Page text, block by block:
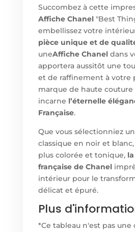
Succombez à cette
Affiche Chanel "Best
embellissez votre
pièce unique et de
uneAffiche Chanel dans
apportera aussitôt une
et de raffinement à votre
marque de haute couture
incarne l’éternelle
Française.
Que vous sélectionniez
classique en noir et
plus colorée et tonique,la
française de Chanel
intérieur pour le
délicat et épuré.
Plus
*Ce tableau n'est pas une